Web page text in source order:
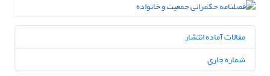
مقالات آماده انتشار
شماره جاری